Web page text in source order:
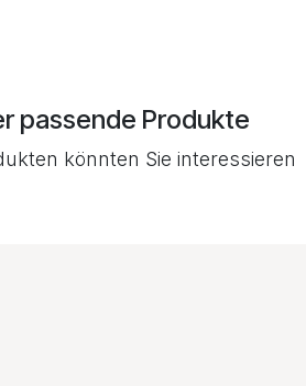
passende Produkte
könnten Sie interessieren